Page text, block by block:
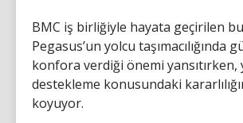
BMC iş birliğiyle hayata geçirilen bu
Pegasus’un yolcu taşımacılığında
konfora verdiği önemi
destekleme konusundaki
koyuyor.